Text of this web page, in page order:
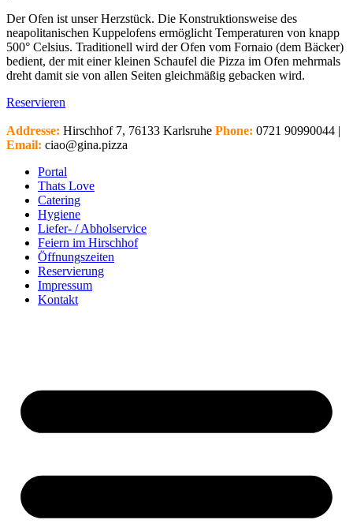
Der Ofen ist unser Herzstück. Die Konstruktionsweise des
neapolitanischen Kuppelofens ermöglicht Temperaturen von knapp
500° Celsius. Traditionell wird der Ofen vom Fornaio (dem Bäcker)
bedient, der mit einer kleinen Schaufel die Pizza im Ofen mehrmals
dreht damit sie von allen Seiten gleichmäßig gebacken wird.
Reservieren
Addresse: Hirschhof 7, 76133 Karlsruhe Phone: 0721 90990044 |
Email: ciao@gina.pizza
Portal
Thats Love
Catering
Hygiene
Liefer- / Abholservice
Feiern im Hirschhof
Öffnungszeiten
Reservierung
Impressum
Kontakt